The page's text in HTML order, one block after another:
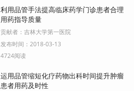
利用品管手法提高临床药学门诊患者合理
用药指导质量
贡献者： 吉林大学第一医院
发布时间： 2018-03-13
4724阅读
运用品管缩短化疗药物出科时间提升肿瘤
患者用药及时性